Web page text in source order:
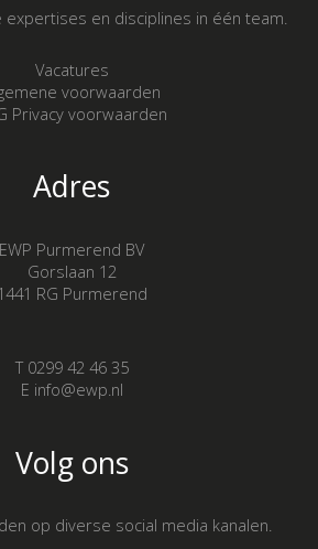
expertises en disciplines in één team.
Vacatures
voorwaarden
Privacy voorwaarden
Adres
EWP Purmerend BV
Gorslaan 12
RG Purmerend
T 0299 42 46 35
E info@ewp.nl
Volg ons
op diverse social media kanalen.